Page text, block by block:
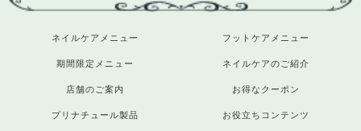
ネイルケアメニュー フットケアメニュー
期間限定メニュー ネイルケアのご紹介
店舗のご案内 お得なクーポン
プリナチュール製品 お役立ちコンテンツ